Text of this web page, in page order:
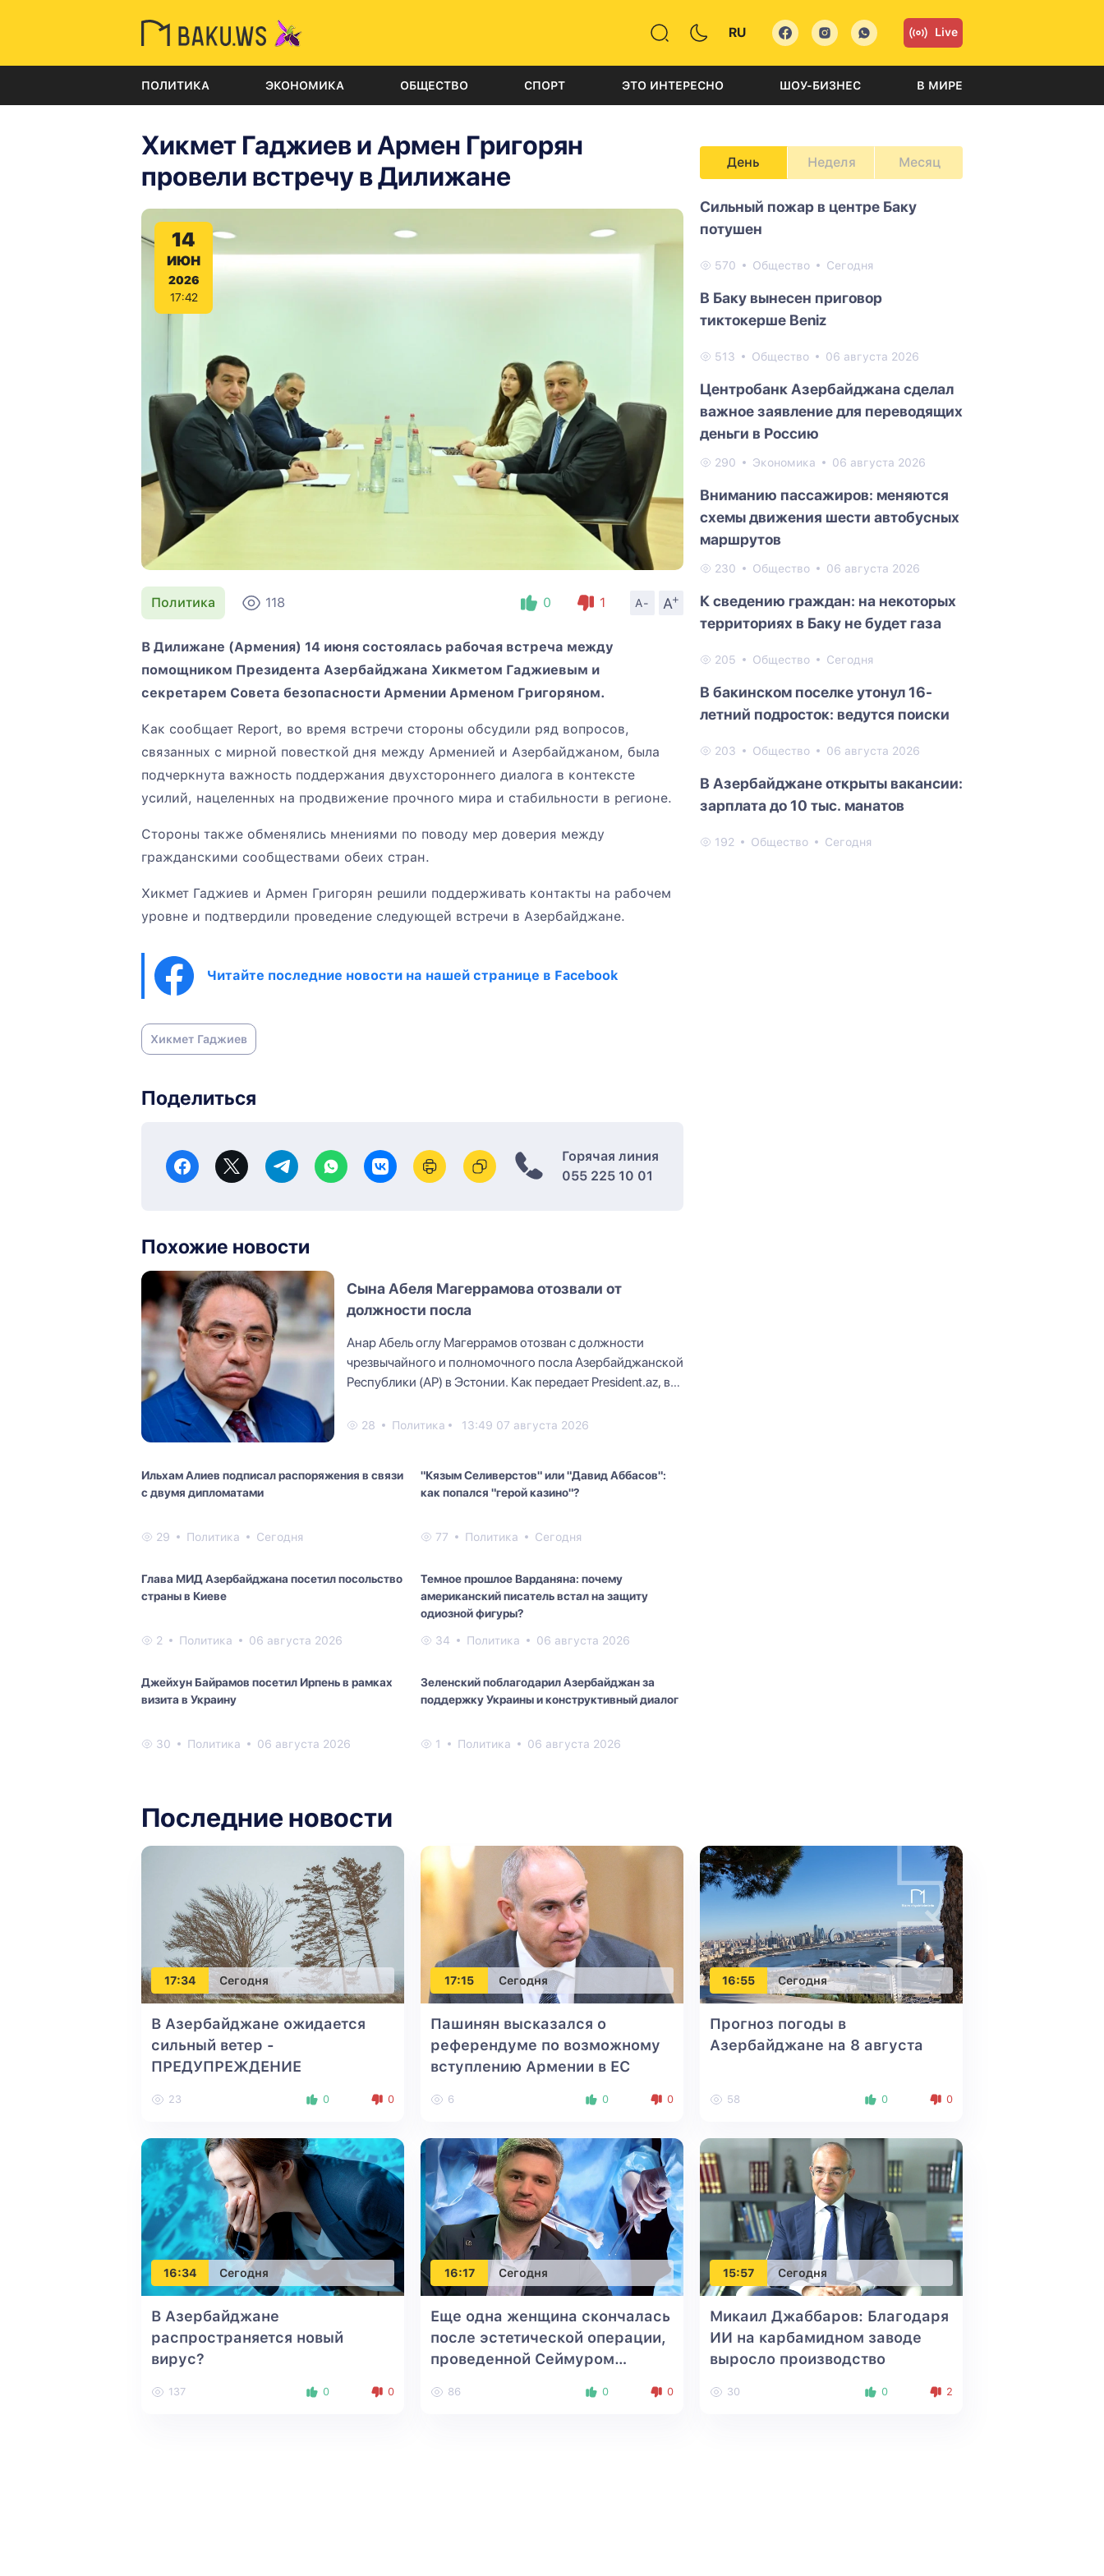
RU Live
ПОЛИТИКА ЭКОНОМИКА ОБЩЕСТВО СПОРТ ЭТО ИНТЕРЕСНО ШОУ-БИЗНЕС В МИРЕ
Хикмет Гаджиев и Армен Григорян
провели встречу в Дилижане
14
ИЮН
2026
17:42
Политика 118 0 1 A- A
+
В Дилижане (Армения) 14 июня состоялась рабочая встреча между
помощником Президента Азербайджана Хикметом Гаджиевым и
секретарем Совета безопасности Армении Арменом Григоряном.
Как сообщает Report, во время встречи стороны обсудили ряд вопросов,
связанных с мирной повесткой дня между Арменией и Азербайджаном, была
подчеркнута важность поддержания двухстороннего диалога в контексте
усилий, нацеленных на продвижение прочного мира и стабильности в регионе.
Стороны также обменялись мнениями по поводу мер доверия между
гражданскими сообществами обеих стран.
Хикмет Гаджиев и Армен Григорян решили поддерживать контакты на рабочем
уровне и подтвердили проведение следующей встречи в Азербайджане.
Читайте последние новости на нашей странице в Facebook
Хикмет Гаджиев
Поделиться
Горячая линия
055 225 10 01
Похожие новости
Сына Абеля Магеррамова отозвали от
должности посла
Анар Абель оглу Магеррамов отозван с должности
чрезвычайного и полномочного посла Азербайджанской
Республики (АР) в Эстонии. Как передает President.az, в
28 Политика 13:49 07 августа 2026
Ильхам Алиев подписал распоряжения в связи
с двумя дипломатами
29 Политика Сегодня
"Кязым Селиверстов" или "Давид Аббасов":
как попался "герой казино"?
77 Политика Сегодня
Глава МИД Азербайджана посетил посольство
страны в Киеве
2 Политика 06 августа 2026
Темное прошлое Варданяна: почему
американский писатель встал на защиту
одиозной фигуры?
34 Политика 06 августа 2026
Джейхун Байрамов посетил Ирпень в рамках
визита в Украину
30 Политика 06 августа 2026
Зеленский поблагодарил Азербайджан за
поддержку Украины и конструктивный диалог
1 Политика 06 августа 2026
День Неделя Месяц
Сильный пожар в центре Баку
потушен
570 Общество Сегодня
В Баку вынесен приговор
тиктокерше Beniz
513 Общество 06 августа 2026
Центробанк Азербайджана сделал
важное заявление для переводящих
деньги в Россию
290 Экономика 06 августа 2026
Вниманию пассажиров: меняются
схемы движения шести автобусных
маршрутов
230 Общество 06 августа 2026
К сведению граждан: на некоторых
территориях в Баку не будет газа
205 Общество Сегодня
В бакинском поселке утонул 16-
летний подросток: ведутся поиски
203 Общество 06 августа 2026
В Азербайджане открыты вакансии:
зарплата до 10 тыс. манатов
192 Общество Сегодня
Последние новости
17:34 Сегодня
В Азербайджане ожидается
сильный ветер -
ПРЕДУПРЕЖДЕНИЕ
23 0 0
17:15 Сегодня
Пашинян высказался о
референдуме по возможному
вступлению Армении в ЕС
6 0 0
16:55 Сегодня
Прогноз погоды в
Азербайджане на 8 августа
58 0 0
16:34 Сегодня
В Азербайджане
распространяется новый
вирус?
137 0 0
16:17 Сегодня
Еще одна женщина скончалась
после эстетической операции,
проведенной Сеймуром
86 0 0
15:57 Сегодня
Микаил Джаббаров: Благодаря
ИИ на карбамидном заводе
выросло производство
30 0 2